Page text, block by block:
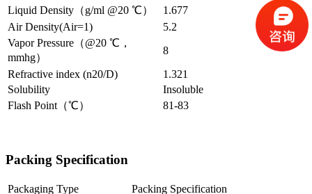
Liquid Density（g/ml @20 ℃）
1.677
Air Density(Air=1)
5.2
Vapor Pressure（@20 ℃，
mmhg）
8
Refractive index (n20/D)
1.321
Solubility
Insoluble
Flash Point（℃）
81-83
Packing Specification
Packaging Type
Packing Specification